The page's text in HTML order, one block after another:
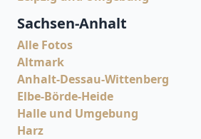
Sachsen-Anhalt
Alle Fotos
Altmark
Anhalt-Dessau-Wittenberg
Elbe-Börde-Heide
Halle und Umgebung
Harz